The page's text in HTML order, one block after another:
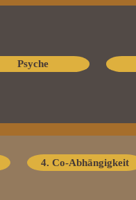
Psyche
4. Co-Abhängigkeit